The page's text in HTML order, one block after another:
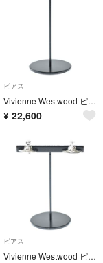
ピアス
Vivienne Westwood ピアス シルバー 【古着】【中古】【送料無料】
¥ 22,600
ピアス
Vivienne Westwood ピアス シルバー 【古着】【中古】【送料無料】